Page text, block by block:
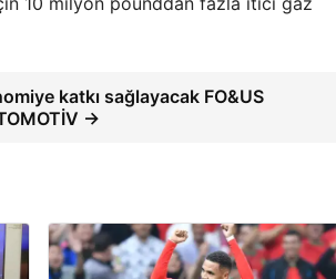
katkı sağlayacak FO&US
→